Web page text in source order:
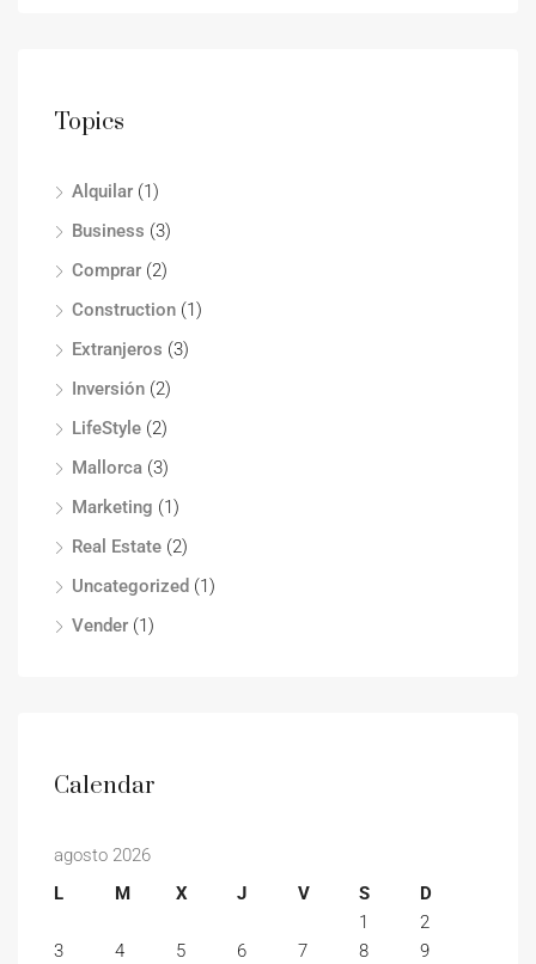
Topics
Alquilar (1)
Business (3)
Comprar (2)
Construction (1)
Extranjeros (3)
Inversión (2)
LifeStyle (2)
Mallorca (3)
Marketing (1)
Real Estate (2)
Uncategorized (1)
Vender (1)
Calendar
agosto 2026
L
M X J V S
D
1
2
3
4 5 6 7 8
9